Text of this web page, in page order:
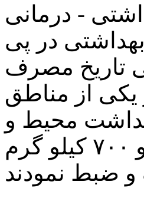
- درمانی
بهداشتی در پی
تاریخ مصرف
یکی از مناطق
محیط و
حرفه ای از محل مورد نظر بازدید نموده و ۷۰۰ کیلو گرم